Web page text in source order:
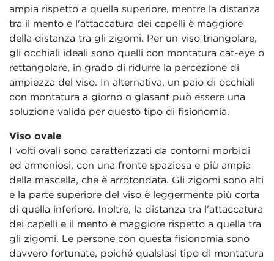
ampia rispetto a quella superiore, mentre la distanza
tra il mento e l'attaccatura dei capelli è maggiore
della distanza tra gli zigomi. Per un viso triangolare,
gli occhiali ideali sono quelli con montatura cat-eye o
rettangolare, in grado di ridurre la percezione di
ampiezza del viso. In alternativa, un paio di occhiali
con montatura a giorno o glasant può essere una
soluzione valida per questo tipo di fisionomia.
Viso ovale
I volti ovali sono caratterizzati da contorni morbidi
ed armoniosi, con una fronte spaziosa e più ampia
della mascella, che è arrotondata. Gli zigomi sono alti
e la parte superiore del viso è leggermente più corta
di quella inferiore. Inoltre, la distanza tra l'attaccatura
dei capelli e il mento è maggiore rispetto a quella tra
gli zigomi. Le persone con questa fisionomia sono
davvero fortunate, poiché qualsiasi tipo di montatura